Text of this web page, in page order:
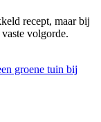
recept, maar bij
volgorde.